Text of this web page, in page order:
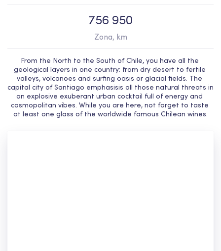
756 950
Zona, km
From the North to the South of Chile, you have all the
geological layers in one country: from dry desert to fertile
valleys, volcanoes and surfing oasis or glacial fields. The
capital city of Santiago emphasisis all those natural threats in
an explosive exuberant urban cocktail full of energy and
cosmopolitan vibes. While you are here, not forget to taste
at least one glass of the worldwide famous Chilean wines.